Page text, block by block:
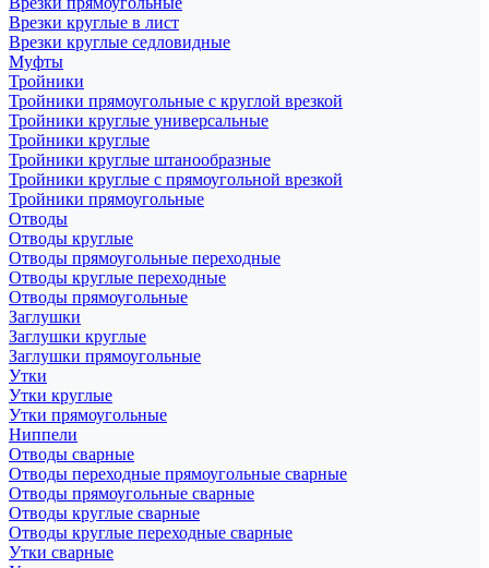
Врезки круглые в лист
Врезки круглые седловидные
Муфты
Тройники
Тройники прямоугольные с круглой врезкой
Тройники круглые универсальные
Тройники круглые
Тройники круглые штанообразные
Тройники круглые с прямоугольной врезкой
Тройники прямоугольные
Отводы
Отводы круглые
Отводы прямоугольные переходные
Отводы круглые переходные
Отводы прямоугольные
Заглушки
Заглушки круглые
Заглушки прямоугольные
Утки
Утки круглые
Утки прямоугольные
Ниппели
Отводы сварные
Отводы переходные прямоугольные сварные
Отводы прямоугольные сварные
Отводы круглые сварные
Отводы круглые переходные сварные
Утки сварные